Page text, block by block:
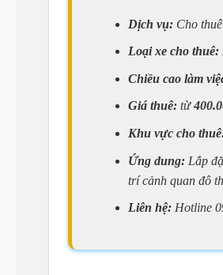
Dịch vụ: Cho
Loại xe cho thuê:
Chiều cao làm
Giá thuê: từ
Khu vực cho
Ứng dung: Lắp
trí cảnh quan đô
Liên hệ: Hotline